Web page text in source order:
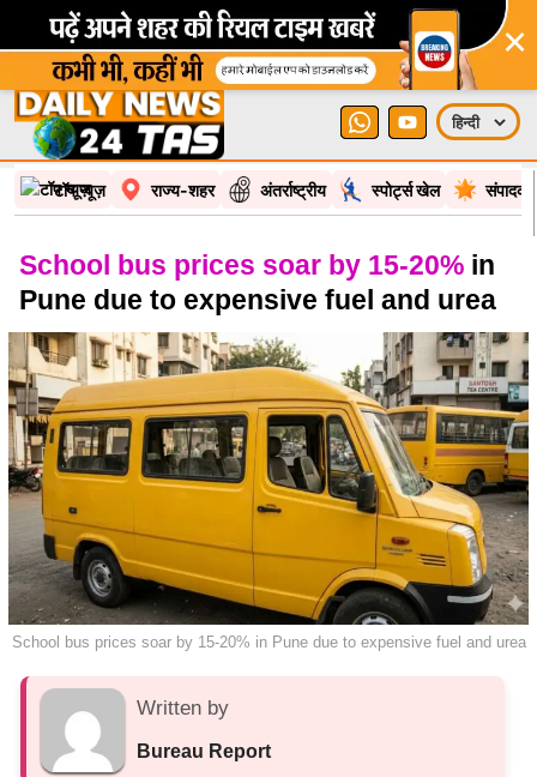
×
टॉप न्यूज़ राज्य-शहर अंतर्राष्ट्रीय स्पोर्ट्स खेल
School bus prices soar by 15-20% in
Pune due to expensive fuel and urea
School bus prices soar by 15-20% in Pune due to expensive fuel and urea
Written by
Bureau Report